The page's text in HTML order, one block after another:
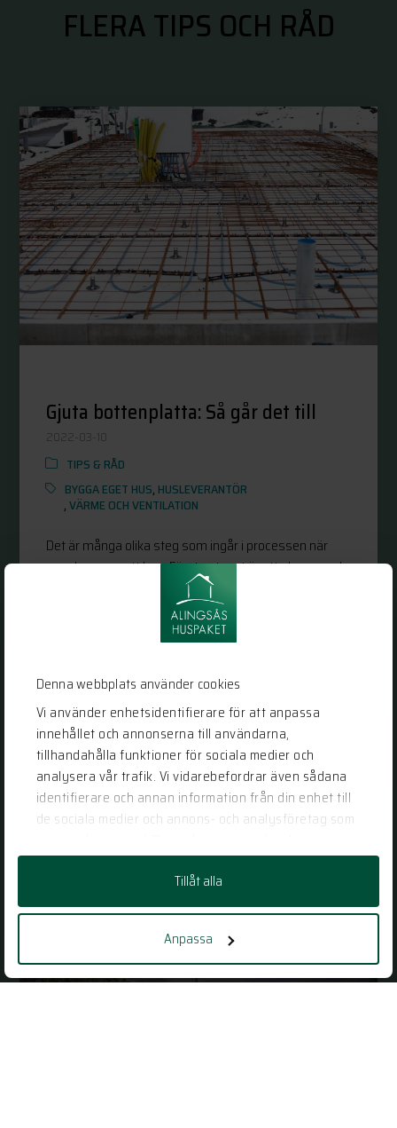
Denna webbplats använder cookies
Vi använder enhetsidentifierare för att anpassa
innehållet och annonserna till användarna,
tillhandahålla funktioner för sociala medier och
analysera vår trafik. Vi vidarebefordrar även sådana
identifierare och annan information från din enhet till
de sociala medier och annons- och analysföretag som
informationen med annan information som du har
tillhandahållit eller som de har samlat in när du har
använt deras tjänster.
Tillåt alla
Anpassa
FLERA TIPS OCH RÅD
Gjuta bottenplatta: Så går det till
2022-03-10
TIPS & RÅD
BYGGA EGET HUS, HUSLEVERANTÖR
,VÄRME OCH VENTILATION
Det är många olika steg som ingår i processen när
man bygger nytt hus. Första steget är att planera och
förbereda tomten för en gjuten bottenplatta. Men hur
går den processen egentligen till? I denna artikel går vi
LÄS MER